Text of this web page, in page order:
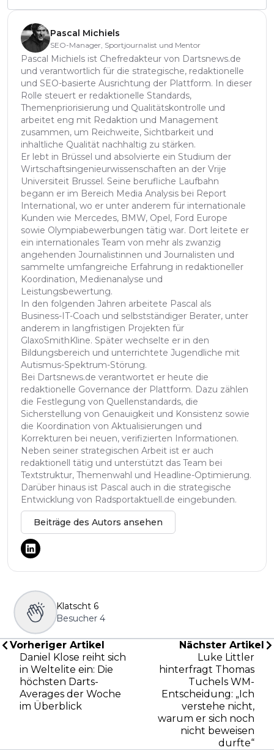
Pascal Michiels
SEO-Manager, Sportjournalist und Mentor
Pascal Michiels ist Chefredakteur von Dartsnews.de
und verantwortlich für die strategische, redaktionelle
und SEO-basierte Ausrichtung der Plattform. In dieser
Rolle steuert er redaktionelle Standards,
Themenpriorisierung und Qualitätskontrolle und
arbeitet eng mit Redaktion und Management
zusammen, um Reichweite, Sichtbarkeit und
inhaltliche Qualität nachhaltig zu stärken.
Er lebt in Brüssel und absolvierte ein Studium der
Wirtschaftsingenieurwissenschaften an der Vrije
Universiteit Brussel. Seine berufliche Laufbahn
begann er im Bereich Media Analysis bei Report
International, wo er unter anderem für internationale
Kunden wie Mercedes, BMW, Opel, Ford Europe
sowie Olympiabewerbungen tätig war. Dort leitete er
ein internationales Team von mehr als zwanzig
angehenden Journalistinnen und Journalisten und
sammelte umfangreiche Erfahrung in redaktioneller
Koordination, Medienanalyse und
Leistungsbewertung.
In den folgenden Jahren arbeitete Pascal als
Business-IT-Coach und selbstständiger Berater, unter
anderem in langfristigen Projekten für
GlaxoSmithKline. Später wechselte er in den
Bildungsbereich und unterrichtete Jugendliche mit
Autismus-Spektrum-Störung.
Bei Dartsnews.de verantwortet er heute die
redaktionelle Governance der Plattform. Dazu zählen
die Festlegung von Quellenstandards, die
Sicherstellung von Genauigkeit und Konsistenz sowie
die Koordination von Aktualisierungen und
Korrekturen bei neuen, verifizierten Informationen.
Neben seiner strategischen Arbeit ist er auch
redaktionell tätig und unterstützt das Team bei
Textstruktur, Themenwahl und Headline-Optimierung.
Darüber hinaus ist Pascal auch in die strategische
Entwicklung von Radsportaktuell.de eingebunden.
Beiträge des Autors ansehen
Klatscht 6
Besucher 4
Vorheriger Artikel
Daniel Klose reiht sich
in Weltelite ein: Die
höchsten Darts-
Averages der Woche
im Überblick
Nächster Artikel
Luke Littler
hinterfragt Thomas
Tuchels WM-
Entscheidung: „Ich
verstehe nicht,
warum er sich noch
nicht beweisen
durfte“